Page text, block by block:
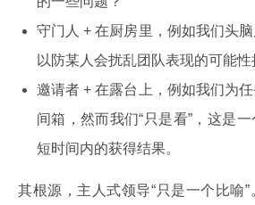
守门人 + 在厨房里，例如我们头
以防某人会扰乱团队表现的可能性
邀请者 + 在露台上，例如我们为
间箱，然而我们“只是看”，这是
短时间内的获得结果。
其根源，主人式领导“只是一个比喻